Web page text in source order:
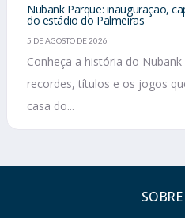
Nubank Parque: inauguração,
do estádio do Palmeiras
5 DE AGOSTO DE 2026
Conheça a história do
recordes, títulos e os jogos
casa do...